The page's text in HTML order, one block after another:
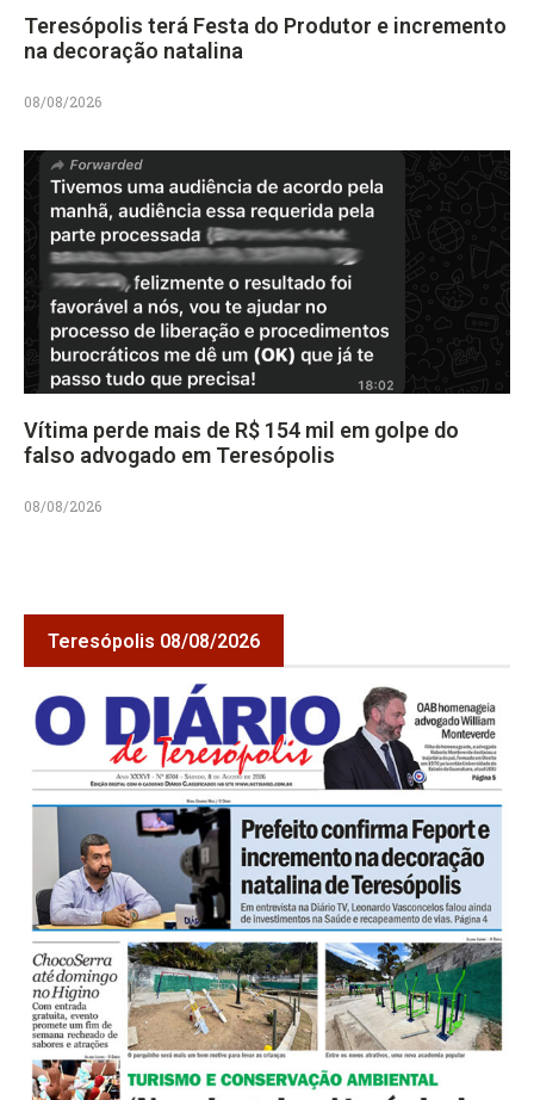
Teresópolis terá Festa do Produtor e incremento
na decoração natalina
08/08/2026
Vítima perde mais de R$ 154 mil em golpe do
falso advogado em Teresópolis
08/08/2026
Teresópolis 08/08/2026